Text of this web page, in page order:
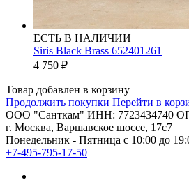
ЕСТЬ В НАЛИЧИИ
Siris Black Brass 652401261
4 750 ₽
Товар добавлен в корзину
Продолжить покупки Перейти в
ООО "Санткам" ИНН: 7723434740
г. Москва, Варшавское шоссе, 17с7
Понедельник - Пятница с 10:00 до
+7-495-795-17-50